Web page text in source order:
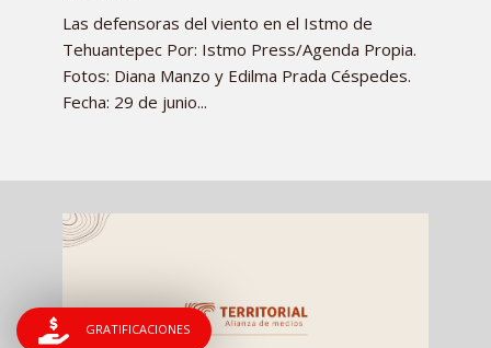
Las defensoras del viento en el Istmo de
Tehuantepec Por: Istmo Press/Agenda Propia.
Fotos: Diana Manzo y Edilma Prada Céspedes.
Fecha: 29 de junio...
GRATIFICACIONES